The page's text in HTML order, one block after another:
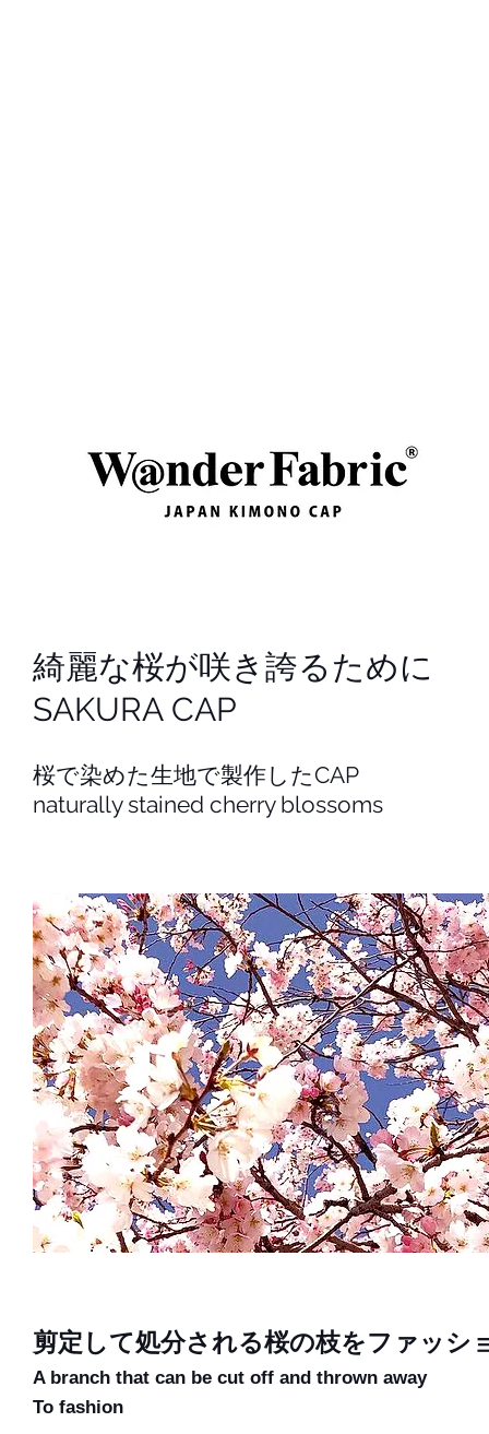
綺麗な桜が咲き誇るために
SAKURA CAP
桜で染めた生地で製作したCAP
naturally stained cherry blossoms
剪定して処分される桜の枝をファッシ
A branch that can be cut off and thrown away
To fashion